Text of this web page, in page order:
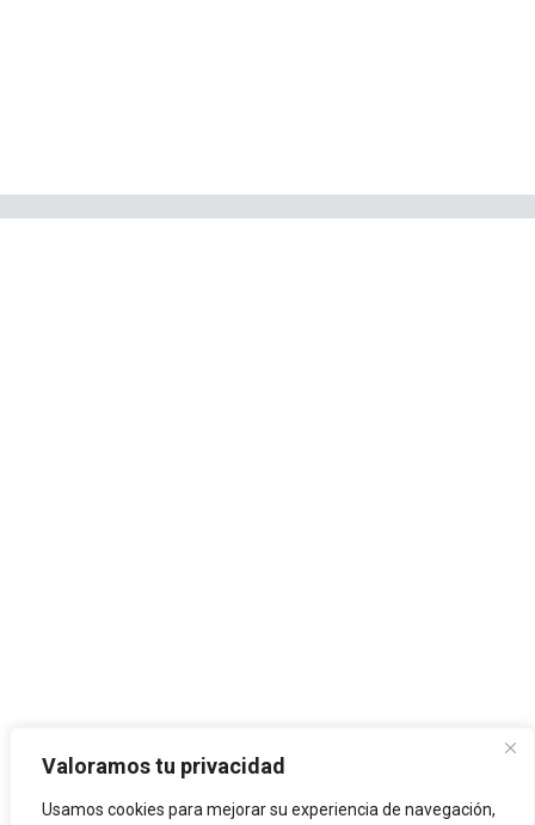
Valoramos tu privacidad
Usamos cookies para mejorar su experiencia de navegación,